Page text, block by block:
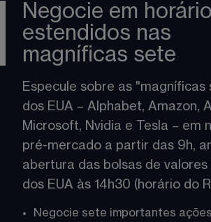
Negocie em
estendidos nas
magníficas sete
Especule sobre as "magníficas
dos EUA – Alphabet, Amazon,
Microsoft, Nvidia e Tesla – em
pré-mercado a partir das 9h,
abertura das bolsas de
dos EUA às 14h30 (horário do
Negocie sete importantes